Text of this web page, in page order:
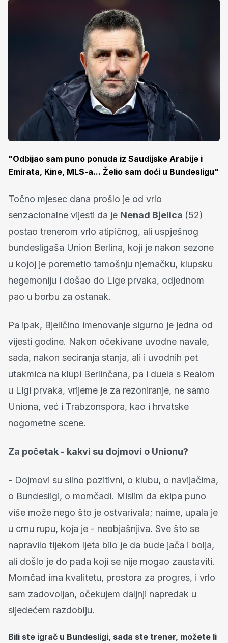
"Odbijao sam puno ponuda iz Saudijske Arabije i
Emirata, Kine, MLS-a... Želio sam doći u Bundesligu"
Točno mjesec dana prošlo je od vrlo
senzacionalne vijesti da je Nenad Bjelica (52)
postao trenerom vrlo atipičnog, ali uspješnog
bundesligaša Union Berlina, koji je nakon sezone
u kojoj je poremetio tamošnju njemačku, klupsku
hegemoniju i došao do Lige prvaka, odjednom
pao u borbu za ostanak.
Pa ipak, Bjeličino imenovanje sigurno je jedna od
vijesti godine. Nakon očekivane uvodne navale,
sada, nakon seciranja stanja, ali i uvodnih pet
utakmica na klupi Berlinčana, pa i duela s Realom
u Ligi prvaka, vrijeme je za rezoniranje, ne samo
Uniona, već i Trabzonspora, kao i hrvatske
nogometne scene.
Za početak - kakvi su dojmovi o Unionu?
- Dojmovi su silno pozitivni, o klubu, o navijačima,
o Bundesligi, o momčadi. Mislim da ekipa puno
više može nego što je ostvarivala; naime, upala je
u crnu rupu, koja je - neobjašnjiva. Sve što se
napravilo tijekom ljeta bilo je da bude jača i bolja,
ali došlo je do pada koji se nije mogao zaustaviti.
Momčad ima kvalitetu, prostora za progres, i vrlo
sam zadovoljan, očekujem daljnji napredak u
sljedećem razdoblju.
Bili ste igrač u Bundesligi, sada ste trener, možete li